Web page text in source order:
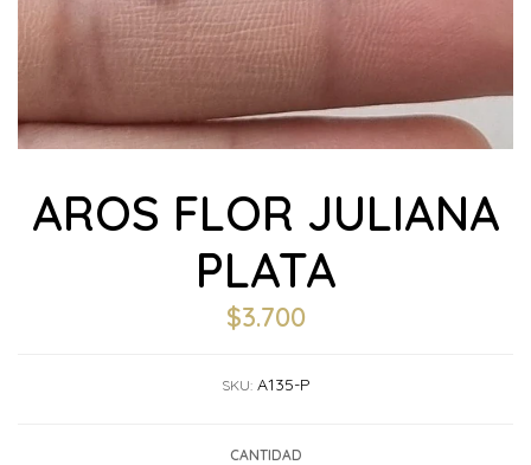
AROS FLOR JULIANA
PLATA
$3.700
SKU: A135-P
CANTIDAD